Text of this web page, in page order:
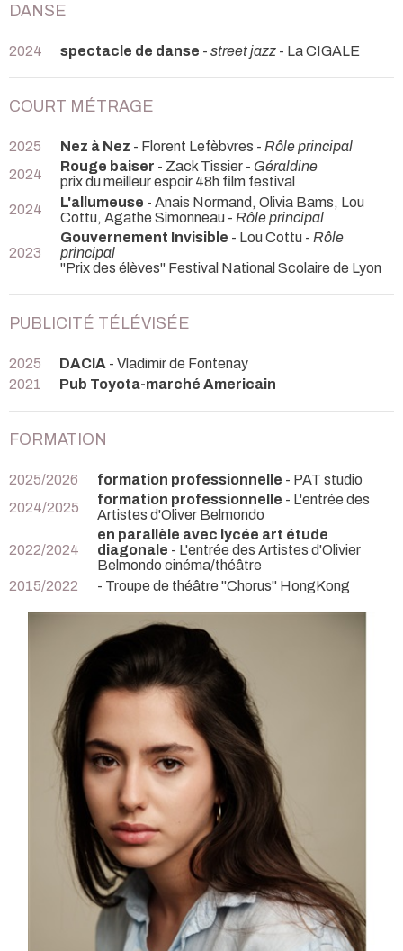
DANSE
2024 spectacle de danse - street jazz - La CIGALE
COURT MÉTRAGE
2025 Nez à Nez - Florent Lefèbvres - Rôle principal
2024
Rouge baiser - Zack Tissier - Géraldine
prix du meilleur espoir 48h film festival
2024
L'allumeuse - Anais Normand, Olivia Bams, Lou
Cottu, Agathe Simonneau - Rôle principal
2023
Gouvernement Invisible - Lou Cottu - Rôle
principal
"Prix des élèves" Festival National Scolaire de Lyon
PUBLICITÉ TÉLÉVISÉE
2025 DACIA - Vladimir de Fontenay
2021
Pub Toyota-marché Americain
FORMATION
2025/2026 formation professionnelle - PAT studio
2024/2025
formation professionnelle - L'entrée des
Artistes d'Oliver Belmondo
2022/2024
en parallèle avec lycée art étude
diagonale - L'entrée des Artistes d'Olivier
Belmondo cinéma/théâtre
2015/2022
- Troupe de théâtre "Chorus" HongKong